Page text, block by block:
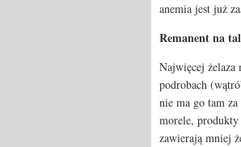
anemia jest już
Remanent na
Najwięcej żelaza
podrobach
nie ma go tam
morele, produkty
zawierają mniej